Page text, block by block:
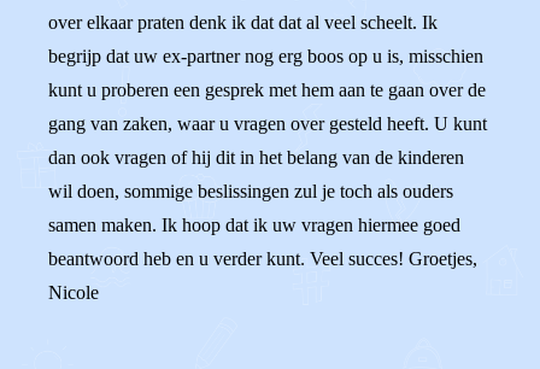
over elkaar praten denk ik dat dat al veel scheelt. Ik
begrijp dat uw ex-partner nog erg boos op u is, misschien
kunt u proberen een gesprek met hem aan te gaan over de
gang van zaken, waar u vragen over gesteld heeft. U kunt
dan ook vragen of hij dit in het belang van de kinderen
wil doen, sommige beslissingen zul je toch als ouders
samen maken. Ik hoop dat ik uw vragen hiermee goed
beantwoord heb en u verder kunt. Veel succes! Groetjes,
Nicole